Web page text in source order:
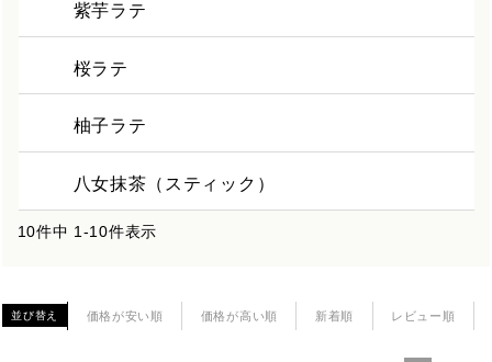
紫芋ラテ
桜ラテ
柚子ラテ
八女抹茶（スティック）
10件中 1 -10件表示
並び替え 価格が安い順 価格が高い順 新着順 レビュー順